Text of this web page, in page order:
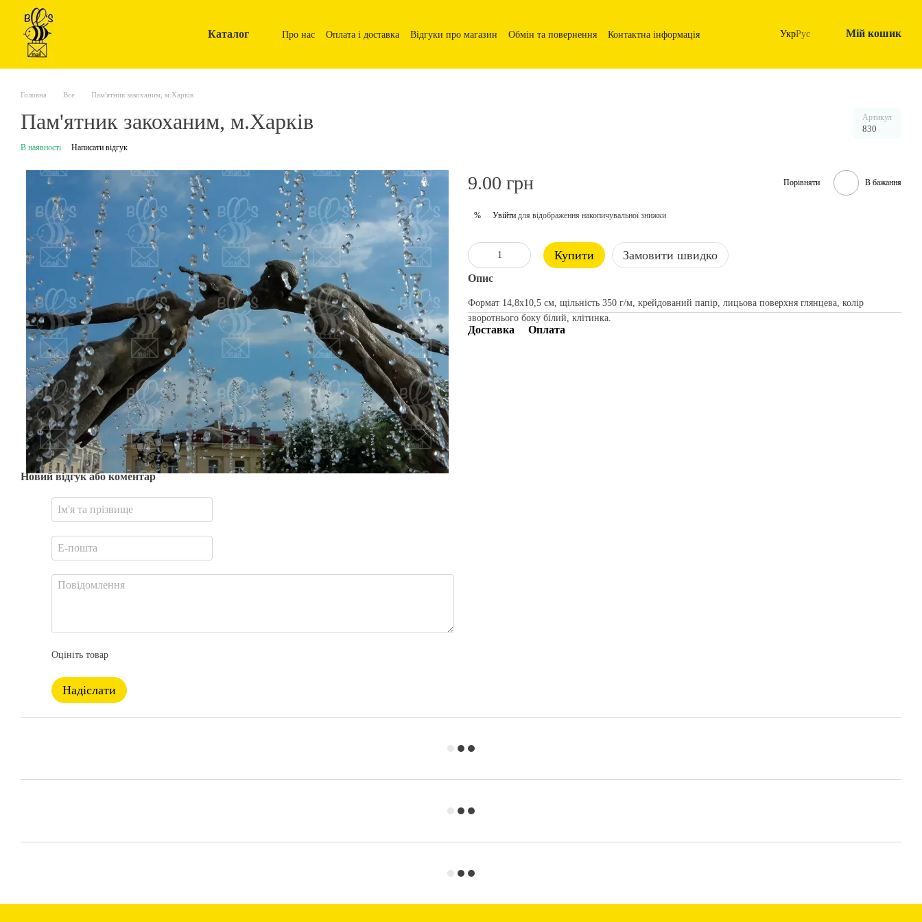
Перейти до основного контенту
Каталог Про нас Оплата і доставка Відгуки про магазин Обмін та повернення Контактна інформація УкрРус Мій кошик
Головна Все Пам'ятник закоханим, м.Харків
Пам'ятник закоханим, м.Харків Артикул
830
В наявності Написати відгук
Новий відгук або коментар
Оцініть товар
Надіслати
9.00 грн Порівняти В бажання
% Увійти для відображення накопичувальної знижки
Купити Замовити швидко
Опис
Формат 14,8х10,5 см, щільність 350 г/м, крейдований папір, лицьова поверхня глянцева, колір
зворотнього боку білий, клітинка.
Доставка Оплата